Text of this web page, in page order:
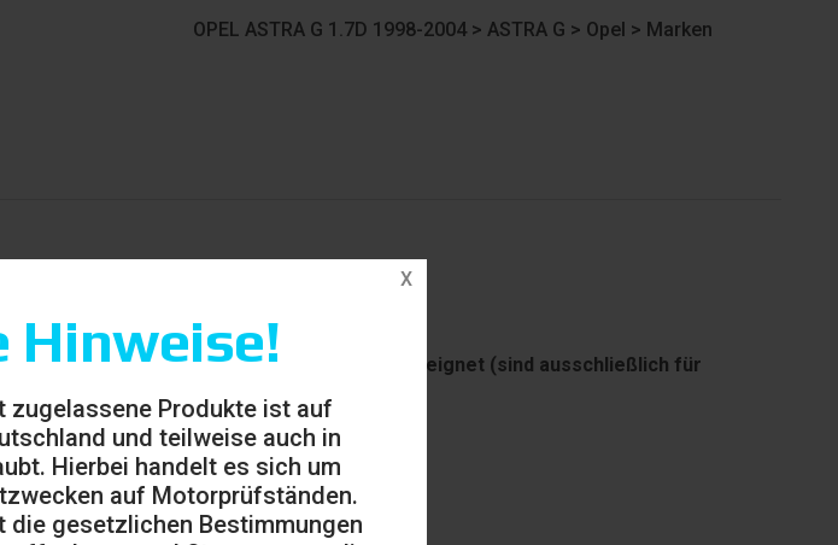
Hinweise!
zugelassene Produkte ist auf
und teilweise auch in
Hierbei handelt es sich um
auf Motorprüfständen.
die gesetzlichen Bestimmungen
OPEL ASTRA G 1.7D 1998-2004 > ASTRA G > Opel > Marken
ausschließlich für den Rennsportbereich geeignet (sind ausschließlich für